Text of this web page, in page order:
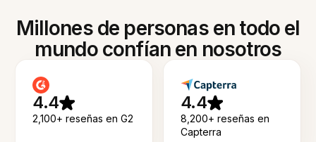
Millones de personas en todo el
mundo confían en nosotros
4.4
2,100+ reseñas en G2
4.4
8,200+ reseñas en
Capterra